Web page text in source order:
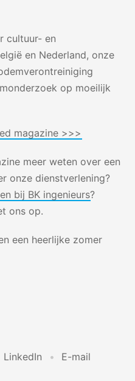
cultuur- en
en Nederland, onze
op moeilijk
magazine >>>
meer weten over een
onze dienstverlening?
bij BK ingenieurs?
ons op.
een heerlijke zomer
LinkedIn E-mail